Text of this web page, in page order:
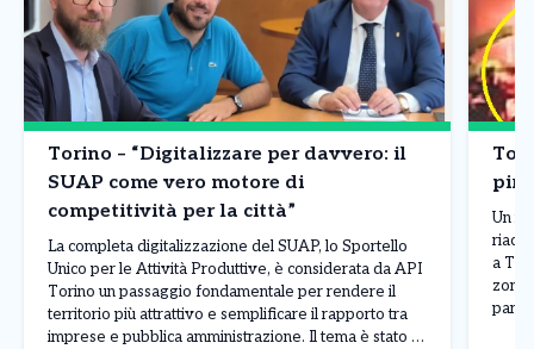
Torino – “Digitalizzare per davvero: il
SUAP come vero motore di
competitività per la città”
La completa digitalizzazione del SUAP, lo Sportello
Unico per le Attività Produttive, è considerata da API
Torino un passaggio fondamentale per rendere il
territorio più attrattivo e semplificare il rapporto tra
imprese e pubblica amministrazione. Il tema è stato al
Un
a
zona